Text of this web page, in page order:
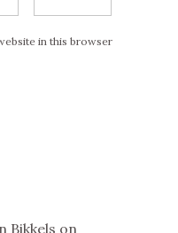
in this browser